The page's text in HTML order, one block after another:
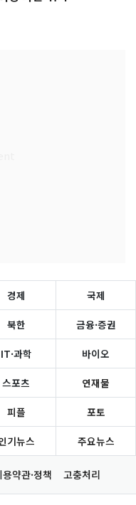
경제 국제
북한 금융·증권
IT·과학 바이오
스포츠 연재물
피플 포토
기뉴스 주요뉴스
용약관·정책 고충처리